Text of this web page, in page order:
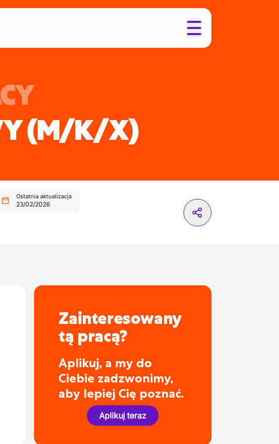
(M/K/X)
Ostatnia aktualizacja
23/02/2026
Zainteresowany
tą pracą?
Aplikuj, a my do
Ciebie zadzwonimy,
aby lepiej Cię poznać.
Aplikuj teraz